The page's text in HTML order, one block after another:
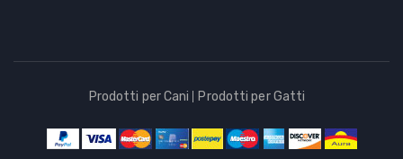
Prodotti per Cani Prodotti per Gatti